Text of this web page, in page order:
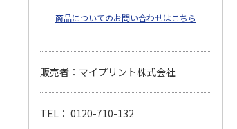
商品についてのお問い合わせはこちら
販売者：マイプリント株式会社
TEL： 0120-710-132